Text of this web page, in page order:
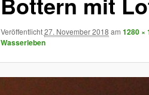
Veröffentlicht27. November 2018 am 1280 ×
Wasserleben